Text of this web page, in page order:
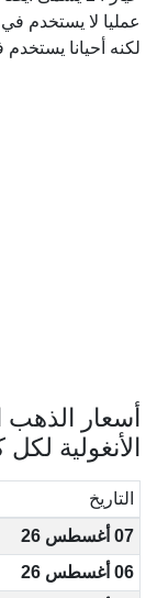
عمليا لا يستخدم في
لكنه أحيانا
أسعار الذهب
الأنغولية لكل
التاريخ
07 أغسطس 26
06 أغسطس 26